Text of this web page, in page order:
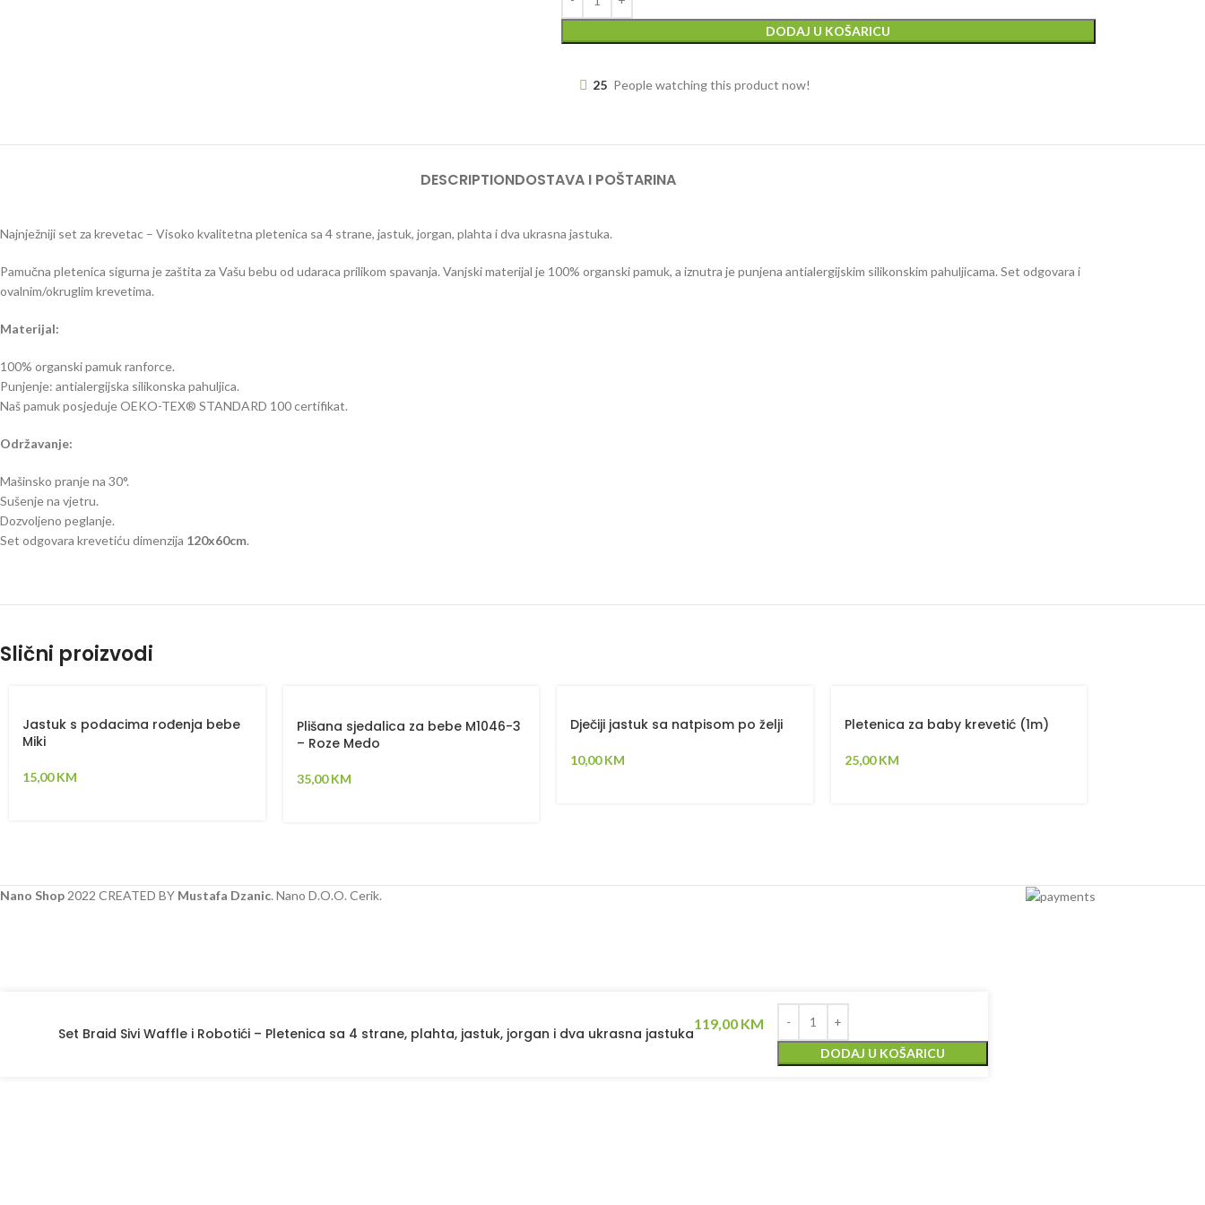
DODAJ U KOŠARICU
25 People watching this product now!
DESCRIPTIONDOSTAVA I POŠTARINA
Najnježniji set za krevetac – Visoko kvalitetna pletenica sa 4 strane, jastuk, jorgan, plahta i dva ukrasna jastuka.
Pamučna pletenica sigurna je zaštita za Vašu bebu od udaraca prilikom spavanja. Vanjski materijal je 100% organski pamuk, a iznutra je punjena antialergijskim silikonskim pahuljicama. Set odgovara i
ovalnim/okruglim krevetima.
Materijal:
100% organski pamuk ranforce.
Punjenje: antialergijska silikonska pahuljica.
Naš pamuk posjeduje OEKO-TEX® STANDARD 100 certifikat.
Održavanje:
Mašinsko pranje na 30°.
Sušenje na vjetru.
Dozvoljeno peglanje.
Set odgovara krevetiću dimenzija 120x60cm.
Slični proizvodi
Jastuk s podacima rođenja bebe
Miki
15,00KM
Plišana sjedalica za bebe M1046-3
– Roze Medo
35,00KM
Dječiji jastuk sa natpisom po želji
10,00KM
Pletenica za baby krevetić (1m)
25,00KM
Nano Shop 2022 CREATED BY Mustafa Dzanic. Nano D.O.O. Cerik.
Set Braid Sivi Waffle i Robotići – Pletenica sa 4 strane, plahta, jastuk, jorgan i dva ukrasna jastuka
119,00 KM
DODAJ U KOŠARICU